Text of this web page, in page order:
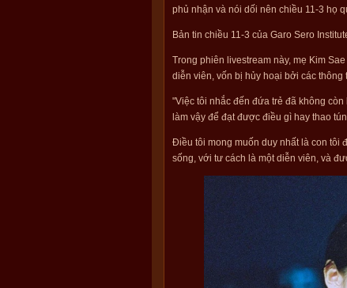
phủ nhận và nói dối nên chiều 11-3 họ
Bản tin chiều 11-3 của Garo Sero
Trong phiên livestream này, mẹ Kim
diễn viên, vốn bị hủy hoại bởi các thông
"Việc tôi nhắc đến đứa trẻ đã không
làm vậy để đạt được điều gì hay thao
Điều tôi mong muốn duy nhất là con
sống, với tư cách là một diễn viên, và